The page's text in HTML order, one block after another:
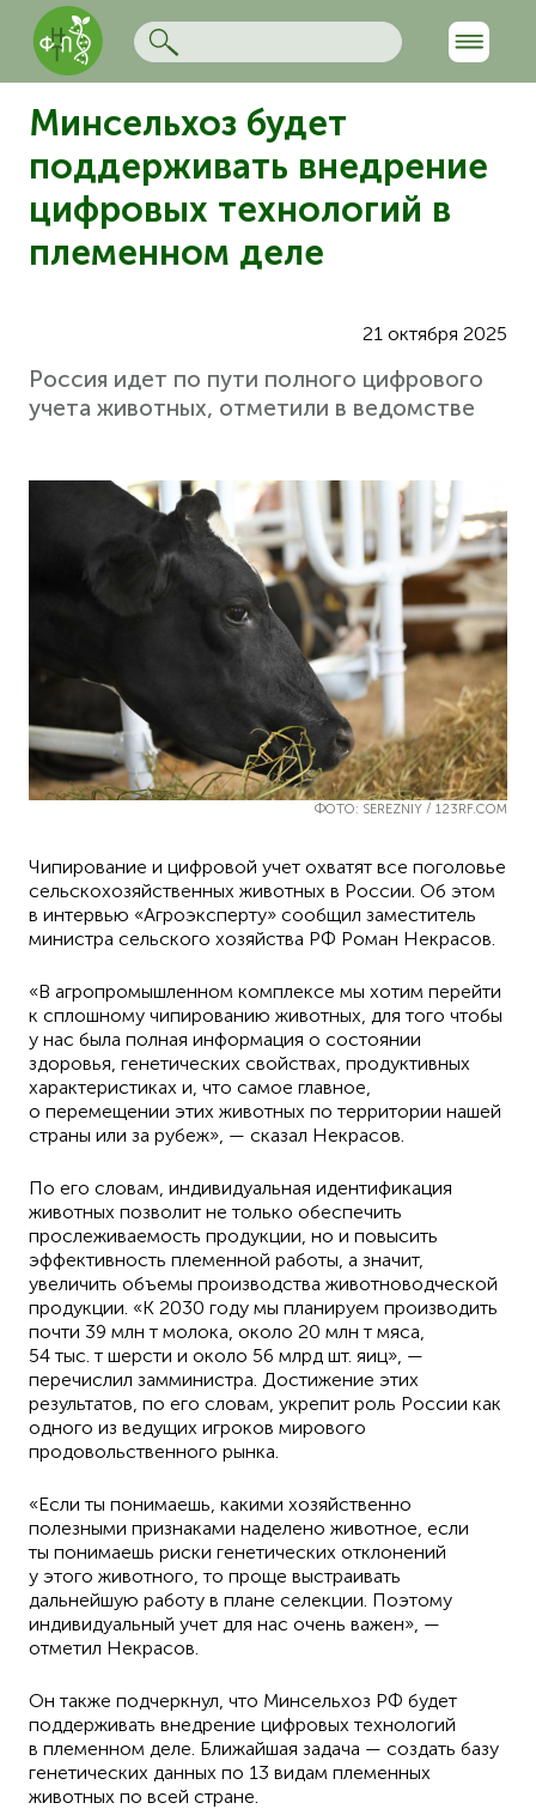
Минсельхоз будет
поддерживать внедрение
цифровых технологий в
племенном деле
21 октября 2025
Россия идет по пути полного цифрового
учета животных, отметили в ведомстве
ФОТО: SEREZNIY / 123RF.COM
Чипирование и цифровой учет охватят все поголовье
сельскохозяйственных животных в России. Об этом
в интервью «Агроэксперту» сообщил заместитель
министра сельского хозяйства РФ Роман Некрасов.
«В агропромышленном комплексе мы хотим перейти
к сплошному чипированию животных, для того чтобы
у нас была полная информация о состоянии
здоровья, генетических свойствах, продуктивных
характеристиках и, что самое главное,
о перемещении этих животных по территории нашей
страны или за рубеж», — сказал Некрасов.
По его словам, индивидуальная идентификация
животных позволит не только обеспечить
прослеживаемость продукции, но и повысить
эффективность племенной работы, а значит,
увеличить объемы производства животноводческой
продукции. «К 2030 году мы планируем производить
почти 39 млн т молока, около 20 млн т мяса,
54 тыс. т шерсти и около 56 млрд шт. яиц», —
перечислил замминистра. Достижение этих
результатов, по его словам, укрепит роль России как
одного из ведущих игроков мирового
продовольственного рынка.
«Если ты понимаешь, какими хозяйственно
полезными признаками наделено животное, если
ты понимаешь риски генетических отклонений
у этого животного, то проще выстраивать
дальнейшую работу в плане селекции. Поэтому
индивидуальный учет для нас очень важен», —
отметил Некрасов.
Он также подчеркнул, что Минсельхоз РФ будет
поддерживать внедрение цифровых технологий
в племенном деле. Ближайшая задача — создать базу
генетических данных по 13 видам племенных
животных по всей стране.